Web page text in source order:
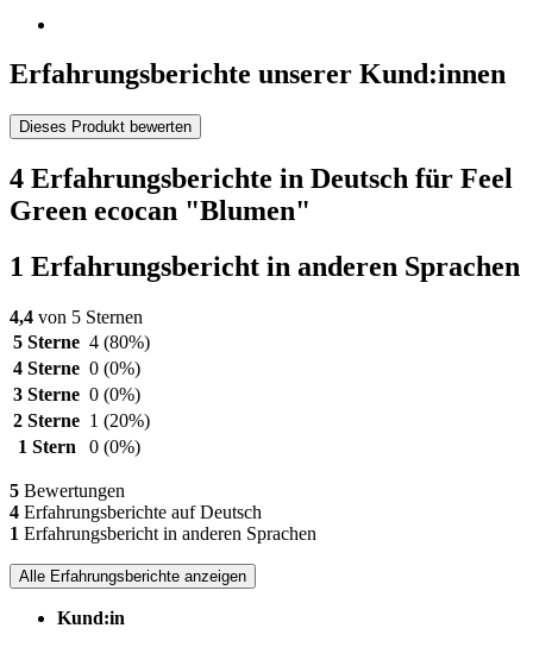
Erfahrungsberichte unserer Kund:innen
Dieses Produkt bewerten
4 Erfahrungsberichte in Deutsch für Feel
Green ecocan "Blumen"
1 Erfahrungsbericht in anderen Sprachen
4,4 von 5 Sternen
5 Sterne 4 (80%)
4 Sterne 0 (0%)
3 Sterne 0 (0%)
2 Sterne 1 (20%)
1 Stern
0 (0%)
5 Bewertungen
4 Erfahrungsberichte auf Deutsch
1 Erfahrungsbericht in anderen Sprachen
Alle Erfahrungsberichte anzeigen
Kund:in